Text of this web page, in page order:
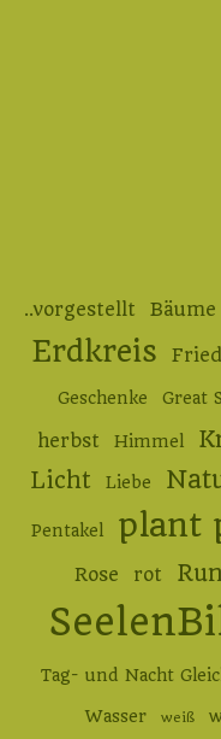
..vorgestellt Bäume
Erdkreis
Geschenke Great
herbst
Himmel
Licht Liebe
Pentakel plant
Rose rot
Tag- und Nacht
Wasser weiß